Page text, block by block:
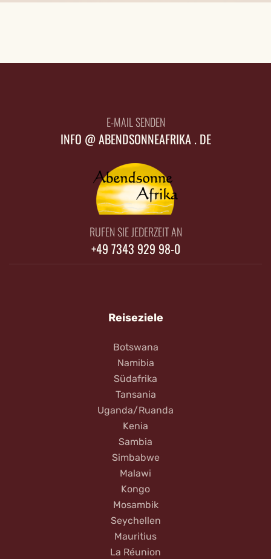
E-MAIL SENDEN
INFO @ ABENDSONNEAFRIKA . DE
RUFEN SIE JEDERZEIT AN
+49 7343 929 98-0
Reiseziele
Botswana
Namibia
Südafrika
Tansania
Uganda/Ruanda
Kenia
Sambia
Simbabwe
Malawi
Kongo
Mosambik
Seychellen
Mauritius
La Réunion